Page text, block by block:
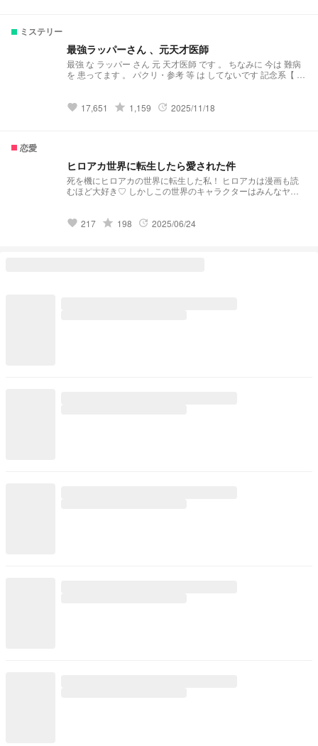
というわけで3000ありがとう！マジで感謝！ 3500！ありがと
う！ 4000！なんかだんだん伸びが良くなっていってる気がす
る...ありがとう！！ 4500！ありがとう！この調子で5000行け
るか！？ ヤッター！！5000！！ありがとうございま
た！ 6500！！！最高だぜー！ありがとうございます！本当
最高！ 9000と9500一気にありがとう！10000も近いな！
ミステリー
最強ラッパーさん 、元天才医師
最強 な ラッパー さん 元 天才医師 です 。 ちなみに 今は 難病
を 患ってます 。 パクリ・参考 等 は してないです 記念系【 ラ
位 2025.2.03. ミステリー [ デイリー ] ↪︎ 11 位 2025.2.14. ミス
favorite 17,651 grade 1,159 update 2025/11/18
恋愛
ヒロアカ世界に転生したら愛された件
死を機にヒロアカの世界に転生した私！ ヒロアカは漫画も読
むほど大好き♡ しかしこの世界のキャラクターはみんなヤン
favorite 217 grade 198 update 2025/06/24